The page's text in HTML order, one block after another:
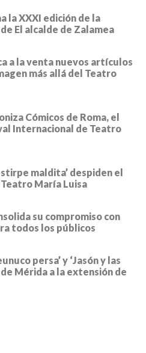
la XXXI edición de la
El alcalde de Zalamea
a la venta nuevos artículos
más allá del Teatro
Cómicos de Roma, el
Internacional de Teatro
maldita’ despiden el
María Luisa
su compromiso con
todos los públicos
persa’ y ‘Jasón y las
Mérida a la extensión de